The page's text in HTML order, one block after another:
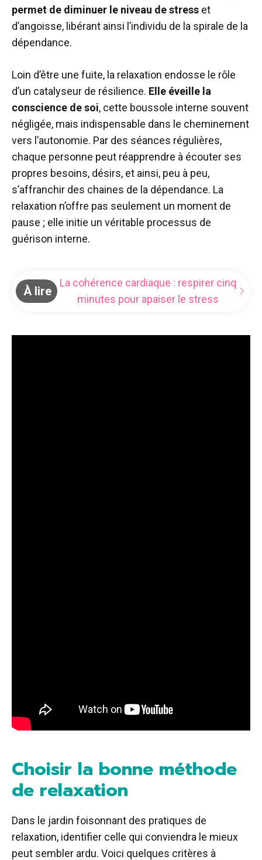
permet de diminuer le niveau de stress et
d’angoisse, libérant ainsi l’individu de la spirale de la
dépendance.
Loin d’être une fuite, la relaxation endosse le rôle
d’un catalyseur de résilience. Elle éveille la
conscience de soi, cette boussole interne souvent
négligée, mais indispensable dans le cheminement
vers l’autonomie. Par des séances régulières,
chaque personne peut réapprendre à écouter ses
propres besoins, désirs, et ainsi, peu à peu,
s’affranchir des chaines de la dépendance. La
relaxation n’offre pas seulement un moment de
pause ; elle initie un véritable processus de
guérison interne.
À lire
La cohérence cardiaque : respirer cinq
minutes pour apaiser le stress
Choisir la bonne méthode
de relaxation
Dans le jardin foisonnant des pratiques de
relaxation, identifier celle qui conviendra le mieux
peut sembler ardu. Voici quelques critères à